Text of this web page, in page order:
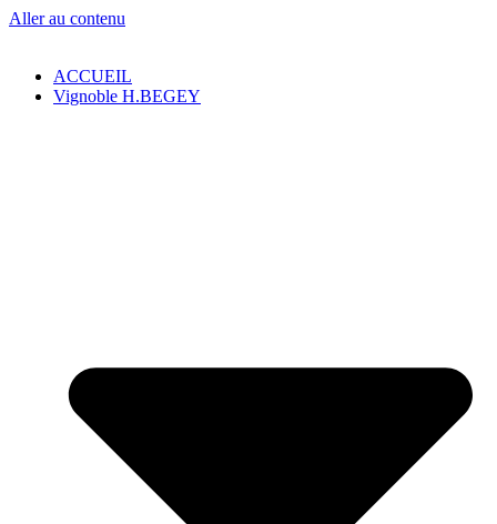
Aller au contenu
ACCUEIL
Vignoble H.BEGEY